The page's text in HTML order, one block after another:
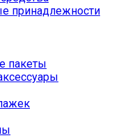
принадлежности
пакеты